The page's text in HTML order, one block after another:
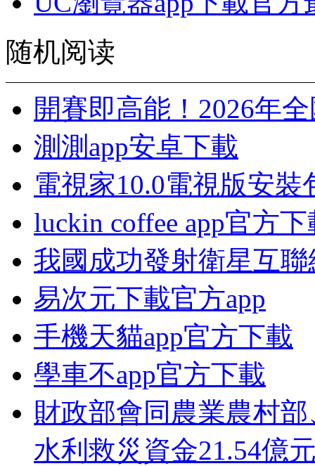
随机阅读
開賽即高能！2026年
測測app安卓下載
電視家10.0電視版安裝
luckin coffee app官方下
我國成功發射衛星互
易次元下載官方app
手機天貓app官方下載
學車不app官方下載
財政部會同農業農村
水利救災資金21.54億